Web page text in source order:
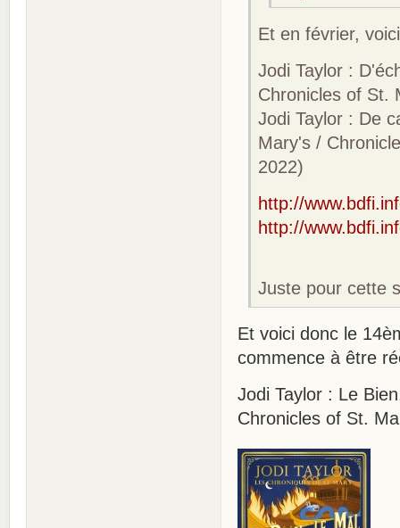
Et en février,
Jodi Taylor :
Chronicles of St.
Jodi Taylor : De
Mary's /
2022)
http://
http://
Juste pour cette
Et voici donc le
commence à être
Jodi Taylor : Le
Chronicles of St.